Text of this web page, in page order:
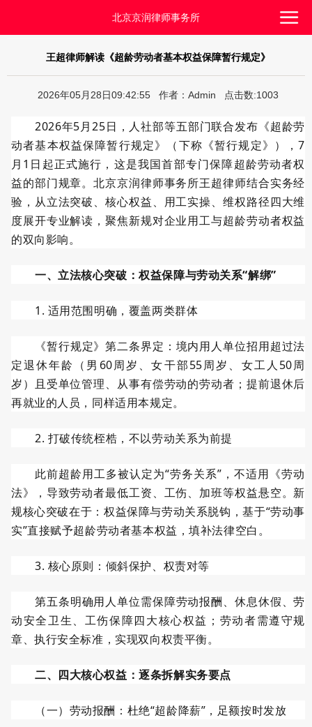
北京京润律师事务所
王超律师解读《超龄劳动者基本权益保障暂行规定》
2026年05月28日09:42:55 作者：Admin 点击数:1003
2026年5月25日，人社部等五部门联合发布《超龄劳
动者基本权益保障暂行规定》（下称《暂行规定》），7
月 1 日起正式施行，这是我国首部专门保障超龄劳动者权
益的部门规章。北京京润律师事务所王超律师结合实务经
验，从立法突破、核心权益、用工实操、维权路径四大维
度展开专业解读，聚焦新规对企业用工与超龄劳动者权益
的双向影响。
一、立法核心突破：权益保障与劳动关系“解绑”
1. 适用范围明确，覆盖两类群体
《暂行规定》第二条界定：境内用人单位招用超过法
定退休年龄（男 60周岁、女干部55周岁、女工人 50周
岁）且受单位管理、从事有偿劳动的劳动者；提前退休后
再就业的人员，同样适用本规定。
2. 打破传统桎梏，不以劳动关系为前提
此前超龄用工多被认定为“劳务关系”，不适用《劳动
法》，导致劳动者最低工资、工伤、加班等权益悬空。新
规核心突破在于：权益保障与劳动关系脱钩，基于“劳动事
实”直接赋予超龄劳动者基本权益，填补法律空白。
3. 核心原则：倾斜保护、权责对等
第五条明确用人单位需保障劳动报酬、休息休假、劳
动安全卫生、工伤保障四大核心权益；劳动者需遵守规
章、执行安全标准，实现双向权责平衡。
二、四大核心权益：逐条拆解实务要点
（一）劳动报酬：杜绝“超龄降薪”，足额按时发放